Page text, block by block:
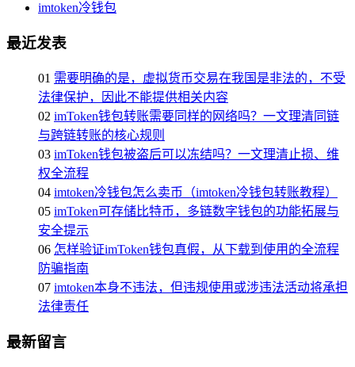
imtoken冷钱包
最近发表
01 需要明确的是，虚拟货币交易在我国是非法的，不受
法律保护，因此不能提供相关内容
02 imToken钱包转账需要同样的网络吗？一文理清同链
与跨链转账的核心规则
03 imToken钱包被盗后可以冻结吗？一文理清止损、维
权全流程
04 imtoken冷钱包怎么卖币（imtoken冷钱包转账教程）
05 imToken可存储比特币，多链数字钱包的功能拓展与
安全提示
06 怎样验证imToken钱包真假，从下载到使用的全流程
防骗指南
07 imtoken本身不违法，但违规使用或涉违法活动将承担
法律责任
最新留言